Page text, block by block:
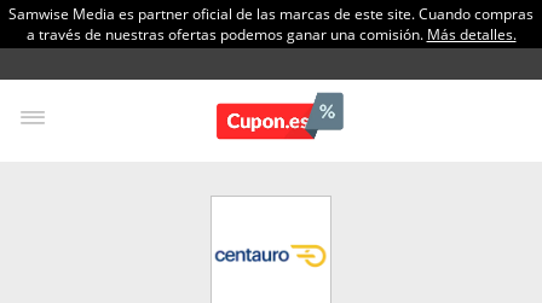
Samwise Media es partner oficial de las marcas de este site. Cuando compras
a través de nuestras ofertas podemos ganar una comisión. Más detalles.